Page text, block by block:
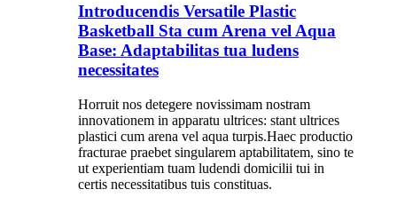
Introducendis Versatile Plastic
Basketball Sta cum Arena vel Aqua
Base: Adaptabilitas tua ludens
necessitates
Horruit nos detegere novissimam nostram
innovationem in apparatu ultrices: stant ultrices
plastici cum arena vel aqua turpis.Haec productio
fracturae praebet singularem aptabilitatem, sino te
ut experientiam tuam ludendi domicilii tui in
certis necessitatibus tuis constituas.